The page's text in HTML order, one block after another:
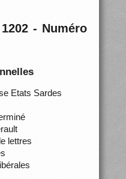
- Numéro
Etats Sardes
lettres